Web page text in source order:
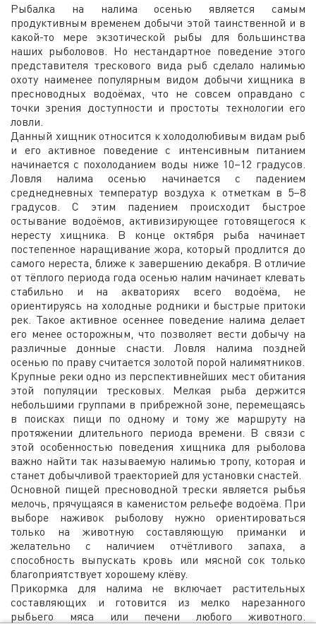
Рыбалка на налима осенью является самым
продуктивным временем добычи этой таинственной и в
какой-то мере экзотической рыбы для большинства
наших рыболовов. Но нестандартное поведение этого
представителя трескового вида рыб сделало налимью
охоту наименее популярным видом добычи хищника в
пресноводных водоёмах, что не совсем оправдано с
точки зрения доступности и простоты технологии его
ловли.
Данный хищник относится к холодолюбивым видам рыб
и его активное поведение с интенсивным питанием
начинается с похолоданием воды ниже 10–12 градусов.
Ловля налима осенью начинается с падением
среднедневных температур воздуха к отметкам в 5–8
градусов. С этим падением происходит быстрое
остывание водоёмов, активизирующее готовящегося к
нересту хищника. В конце октября рыба начинает
постепенное наращивание жора, который продлится до
самого нереста, ближе к завершению декабря. В отличие
от тёплого периода года осенью налим начинает клевать
стабильно и на акваториях всего водоёма, не
ориентируясь на холодные родники и быстрые притоки
рек. Такое активное осеннее поведение налима делает
его менее осторожным, что позволяет вести добычу на
различные донные снасти. Ловля налима поздней
осенью по праву считается золотой порой налимятников.
Крупные реки одно из перспективнейших мест обитания
этой популяции тресковых. Мелкая рыба держится
небольшими группами в прибрежной зоне, перемещаясь
в поисках пищи по одному и тому же маршруту на
протяжении длительного периода времени. В связи с
этой особенностью поведения хищника для рыболова
важно найти так называемую налимью тропу, которая и
станет добычливой траекторией для установки снастей.
Основной пищей пресноводной трески является рыбья
мелочь, прячущаяся в каменистом рельефе водоёма. При
выборе наживок рыболову нужно ориентироваться
только на животную составляющую приманки и
желательно с наличием отчётливого запаха, а
способность выпускать кровь или мясной сок только
благоприятствует хорошему клёву.
Прикормка для налима не включает растительных
составляющих и готовится из мелко нарезанного
рыбьего мяса или печени любого животного.